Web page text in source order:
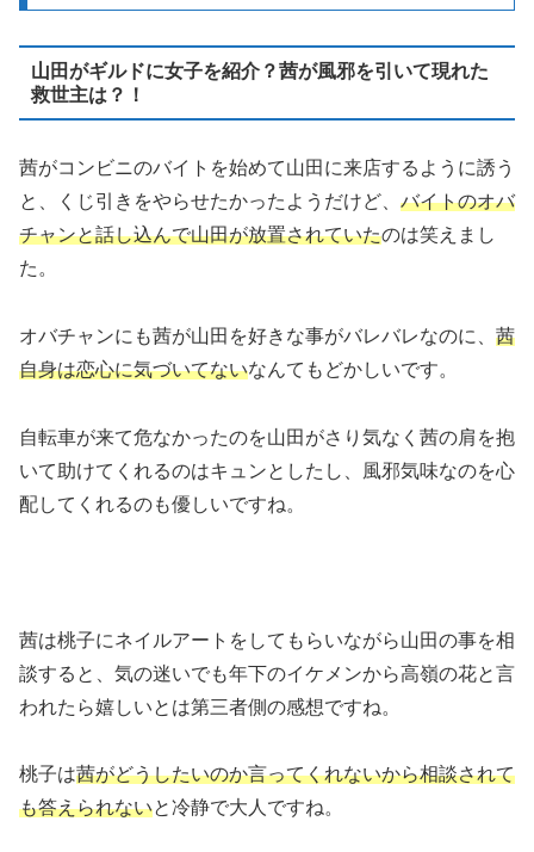
山田がギルドに女子を紹介？茜が風邪を引いて現れた
救世主は？！
茜がコンビニのバイトを始めて山田に来店するように誘う
と、くじ引きをやらせたかったようだけど、 バイトのオバ
チャンと話し込んで山田が放置されていたのは笑えまし
た。
オバチャンにも茜が山田を好きな事がバレバレなのに、 茜
自身は恋心に気づいてないなんてもどかしいです。
自転車が来て危なかったのを山田がさり気なく茜の肩を抱
いて助けてくれるのはキュンとしたし、風邪気味なのを心
配してくれるのも優しいですね。
茜は桃子にネイルアートをしてもらいながら山田の事を相
談すると、気の迷いでも年下のイケメンから高嶺の花と言
われたら嬉しいとは第三者側の感想ですね。
桃子は茜がどうしたいのか言ってくれないから相談されて
も答えられないと冷静で大人ですね。